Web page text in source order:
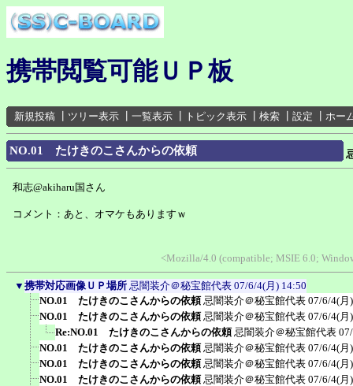
携帯閲覧可能ＵＰ板
新規投稿 ツリー表示 一覧表示 トピック表示 検索 設定 ホー
NO.01 たけきのこさんからの依頼
和志@akiharu国さん
コメント：あと、オマケもありますｗ
<Mozilla/4.0 (compatible; MSIE 6.0;
▼ 携帯対応画像ＵＰ場所 忌闇装介＠秘宝館代表 07/6/4(月) 14:50
NO.01 たけきのこさんからの依頼 忌闇装介＠秘宝館代表 07/6/4(月
NO.01 たけきのこさんからの依頼 忌闇装介＠秘宝館代表 07/6/4(月
Re:NO.01 たけきのこさんからの依頼 忌闇装介＠秘宝館代表
NO.01 たけきのこさんからの依頼 忌闇装介＠秘宝館代表 07/6/4(月
NO.01 たけきのこさんからの依頼 忌闇装介＠秘宝館代表 07/6/4(月
NO.01 たけきのこさんからの依頼 忌闇装介＠秘宝館代表 07/6/4(月